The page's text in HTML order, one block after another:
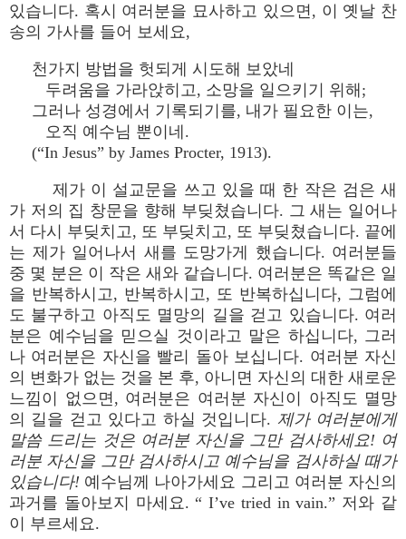
있습니다. 혹시 여러분을 묘사하고 있으면, 이 옛날 찬
송의 가사를 들어 보세요,
천가지 방법을 헛되게 시도해 보았네
두려움을 가라앉히고, 소망을 일으키기 위해;
그러나 성경에서 기록되기를, 내가 필요한 이는,
오직 예수님 뿐이네.
(“In Jesus” by James Procter, 1913).
제가 이 설교문을 쓰고 있을 때 한 작은 검은 새
가 저의 집 창문을 향해 부딪쳤습니다. 그 새는 일어나
서 다시 부딪치고, 또 부딪치고, 또 부딪쳤습니다. 끝에
는 제가 일어나서 새를 도망가게 했습니다. 여러분들
중 몇 분은 이 작은 새와 같습니다. 여러분은 똑같은 일
을 반복하시고, 반복하시고, 또 반복하십니다, 그럼에
도 불구하고 아직도 멸망의 길을 걷고 있습니다. 여러
분은 예수님을 믿으실 것이라고 말은 하십니다, 그러
나 여러분은 자신을 빨리 돌아 보십니다. 여러분 자신
의 변화가 없는 것을 본 후, 아니면 자신의 대한 새로운
느낌이 없으면, 여러분은 여러분 자신이 아직도 멸망
의 길을 걷고 있다고 하실 것입니다. 제가 여러분에게
말씀 드리는 것은 여러분 자신을 그만 검사하세요! 여
러분 자신을 그만 검사하시고 예수님을 검사하실 때가
있습니다! 예수님께 나아가세요 그리고 여러분 자신의
과거를 돌아보지 마세요. “ I’ve tried in vain.” 저와 같
이 부르세요.